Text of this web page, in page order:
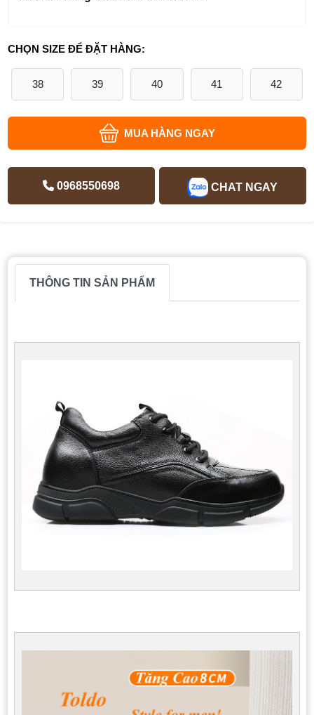
CHỌN SIZE ĐỂ ĐẶT HÀNG:
38 39 40 41 42
MUA HÀNG NGAY
0968550698 CHAT NGAY
THÔNG TIN SẢN PHẨM